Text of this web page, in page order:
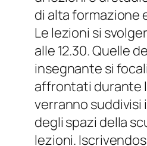
di alta formazione
Le lezioni si
alle 12.30. Quelle
insegnante si
affrontati durante
verranno suddivisi
degli spazi della
lezioni.